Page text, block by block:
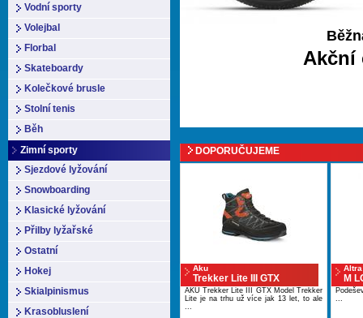
Vodní sporty
Volejbal
Florbal
Skateboardy
Kolečkové brusle
Stolní tenis
Běh
Zimní sporty
Sjezdové lyžování
Snowboarding
Klasické lyžování
Přilby lyžařské
Ostatní
Hokej
Skialpinismus
Krasobluslení
Akční
DOPORUČUJEME
Aku
Trekker Lite III GTX
AKU Trekker Lite III GTX Model Trekker
Lite je na trhu už více jak 13 let, to ale
Altra
M